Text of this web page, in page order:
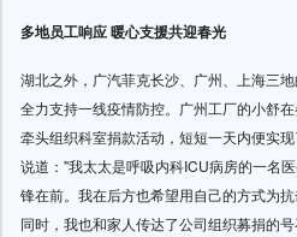
多地员工响应 暖心支援共迎春光
湖北之外，广汽菲克长沙、广州、上海三
全力支持一线疫情防控。广州工厂的小舒
牵头组织科室捐款活动，短短一天内便实
说道："我太太是呼吸内科ICU病房的一名
锋在前。我在后方也希望用自己的方式为
同时，我也和家人传达了公司组织募捐的